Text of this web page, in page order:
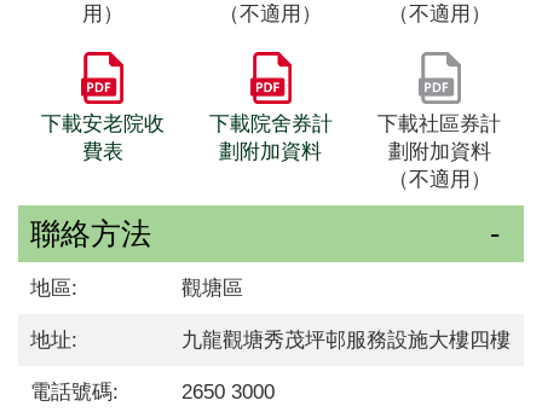
用）
（不適用）
（不適用）
下載安老院收
費表
下載院舍券計
劃附加資料
下載社區券計
劃附加資料
（不適用）
聯絡方法
地區: 觀塘區
地址: 九龍觀塘秀茂坪邨服務設施大樓四樓
電話號碼: 2650 3000